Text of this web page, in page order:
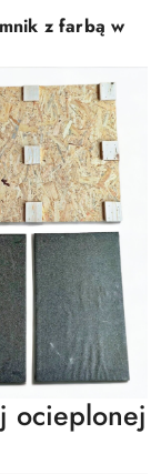
z farbą w
ocieplonej